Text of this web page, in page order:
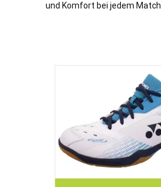
und Komfort bei jedem Match.